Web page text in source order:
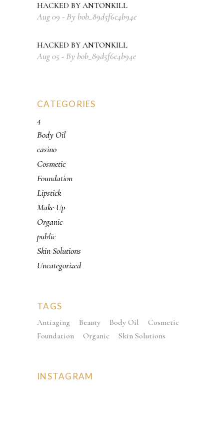
HACKED BY ANTONKILL
Aug09 By bob_89d5f6c4b94e
HACKED BY ANTONKILL
Aug05 By bob_89d5f6c4b94e
CATEGORIES
4
Body Oil
casino
Cosmetic
Foundation
Lipstick
Make Up
Organic
public
Skin Solutions
Uncategorized
TAGS
Antiaging Beauty Body Oil
Cosmetic
Foundation
Organic Skin Solutions
INSTAGRAM